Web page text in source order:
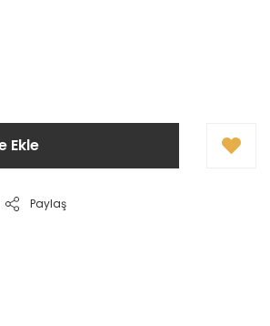
Ekle
Paylaş